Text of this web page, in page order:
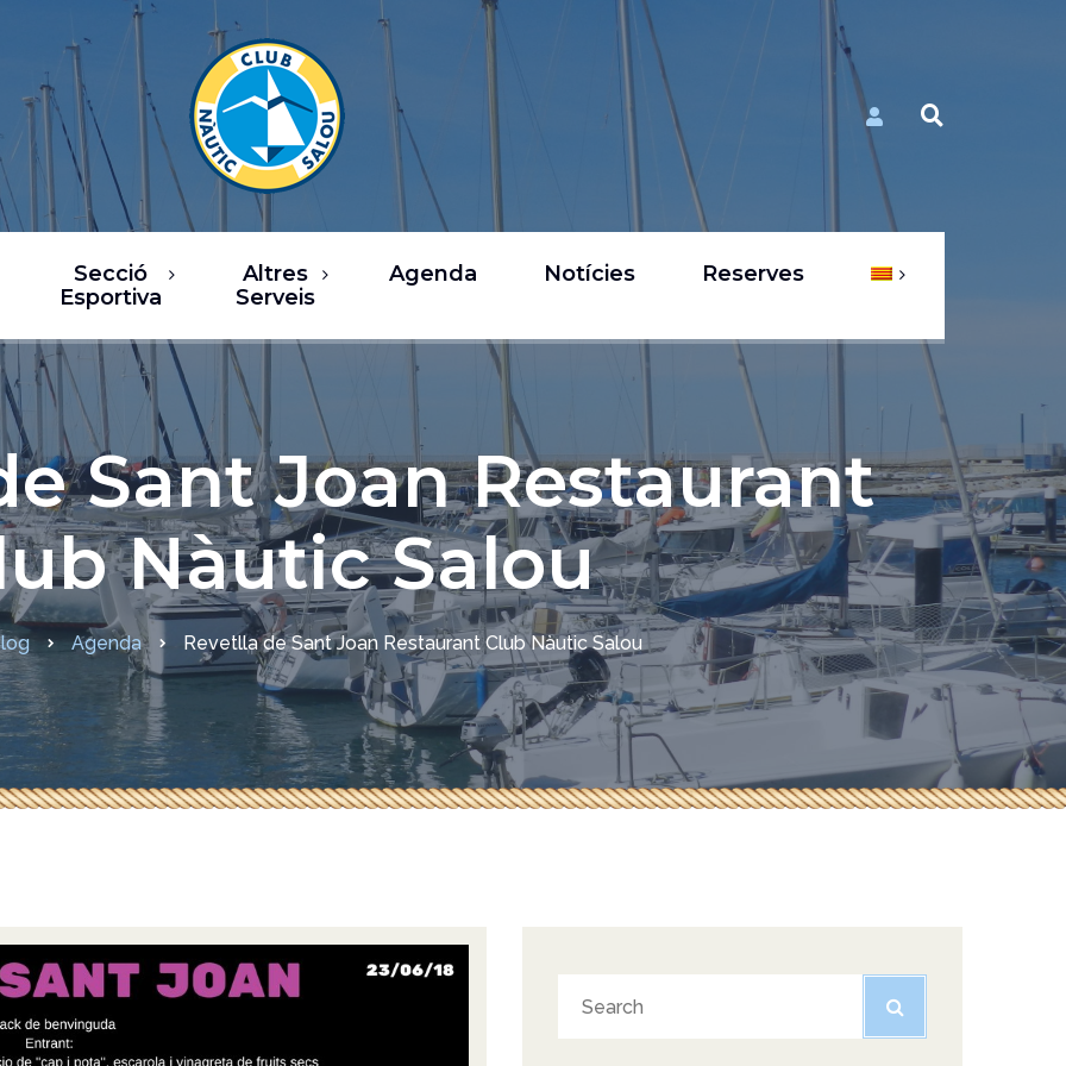
Secció
Esportiva
de Vela
Fitness
COVID-19
Altres
Serveis
Restaurants
Oci / Comerç
Xàrter i activitats
nàutiques
Serveis nàutics
Agenda Notícies Reserves
Sant Joan Restaurant
Nàutic Salou
Agenda Revetlla de Sant Joan Restaurant Club Nàutic Salou